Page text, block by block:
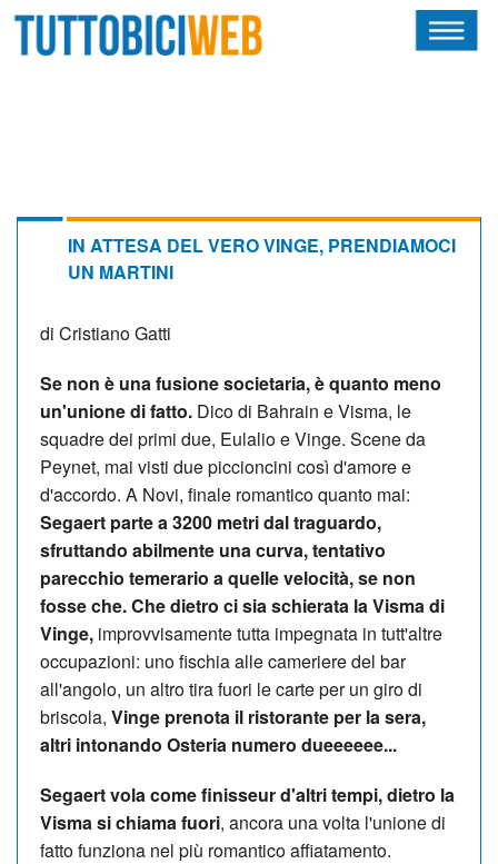
CALENDARIO
OSCAR
ALBI D'ORO
NEWSLETTER
IN ATTESA DEL VERO VINGE, PRENDIAMOCI
UN MARTINI
di Cristiano Gatti
Se non è una fusione societaria, è quanto meno
un'unione di fatto. Dico di Bahrain e Visma, le
squadre dei primi due, Eulalio e Vinge. Scene da
Peynet, mai visti due piccioncini così d'amore e
d'accordo. A Novi, finale romantico quanto mai:
Segaert parte a 3200 metri dal traguardo,
sfruttando abilmente una curva, tentativo
parecchio temerario a quelle velocità, se non
fosse che. Che dietro ci sia schierata la Visma di
Vinge, improvvisamente tutta impegnata in tutt'altre
occupazioni: uno fischia alle cameriere del bar
all'angolo, un altro tira fuori le carte per un giro di
briscola, Vinge prenota il ristorante per la sera,
altri intonando Osteria numero dueeeeee...
Segaert vola come finisseur d'altri tempi, dietro la
Visma si chiama fuori, ancora una volta l'unione di
fatto funziona nel più romantico affiatamento.